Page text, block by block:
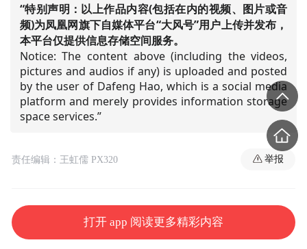
“特别声明：以上作品内容(包括在内的视频、图片或音
频)为凤凰网旗下自媒体平台“大风号”用户上传并发布，
本平台仅提供信息存储空间服务。
Notice: The content above (including the videos,
pictures and audios if any) is uploaded and posted
by the user of Dafeng Hao, which is a social media
platform and merely provides information storage
space services.”
责任编辑：王虹儒 PX320 举报
打开 app 阅读更多精彩内容